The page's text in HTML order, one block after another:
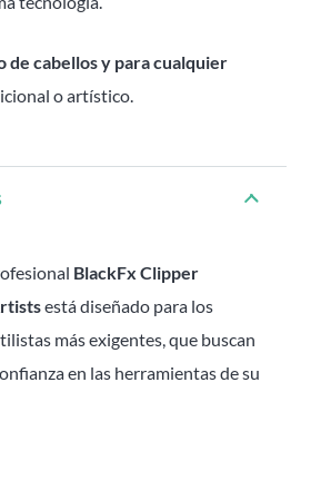
de cabellos y para cualquier
o artístico.
BlackFx Clipper
está diseñado para los
más exigentes, que buscan
en las herramientas de su